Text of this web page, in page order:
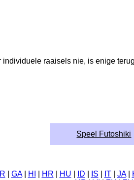
raaisels nie, is enige
Speel Futoshiki
GA| HI HR HU ID IS IT| JA|